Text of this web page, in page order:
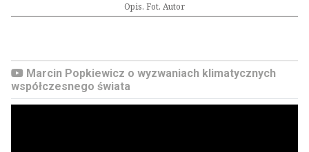
Opis. Fot. Autor
Marcin Popkiewicz o wyzwaniach klimatycznych
współczesnego świata